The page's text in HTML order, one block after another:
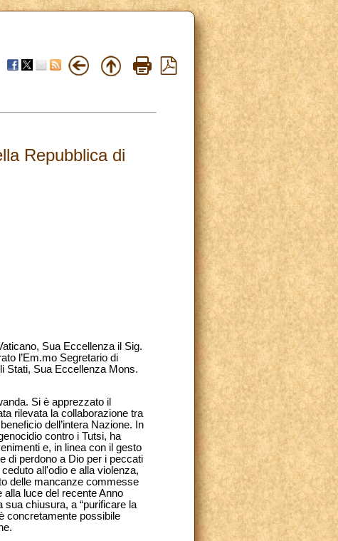
Repubblica di
Sua Eccellenza il Sig.
l’Em.mo Segretario di
Stati, Sua Eccellenza Mons.
Si è apprezzato il
rilevata la collaborazione tra
dell’intera Nazione. In
contro i Tutsi, ha
e, in linea con il gesto
di perdono a Dio per i peccati
all'odio e alla violenza,
delle mancanze commesse
luce del recente Anno
chiusura, a “purificare la
concretamente possibile